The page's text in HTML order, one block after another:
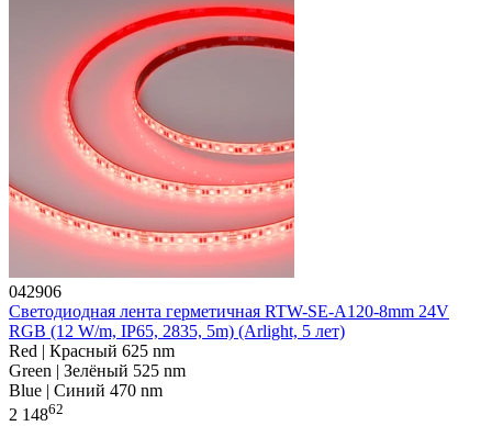
042906
Светодиодная лента герметичная RTW-SE-A120-8mm 24V
RGB (12 W/m, IP65, 2835, 5m) (Arlight, 5 лет)
Red | Красный 625 nm
Green | Зелёный 525 nm
Blue | Синий 470 nm
2 14862